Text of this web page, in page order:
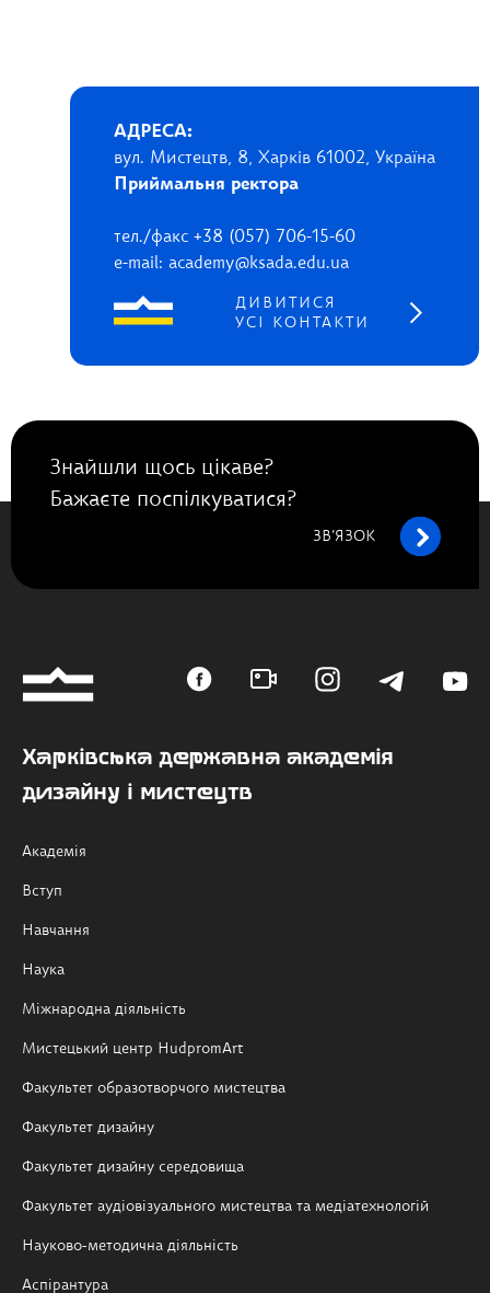
АДРЕСА:
вул. Мистецтв, 8, Харків 61002, Україна
Приймальня ректора
тел./факс +38 (057) 706-15-60
e-mail: academy@ksada.edu.ua
ДИВИТИСЯ
УСІ КОНТАКТИ
Знайшли щось цікаве?
Бажаєте поспілкуватися?
ЗВ’ЯЗОК
Харківська державна академія
дизайну і мистецтв
Академія
Вступ
Навчання
Наука
Міжнародна діяльність
Мистецький центр HudpromArt
Факультет образотворчого мистецтва
Факультет дизайну
Факультет дизайну середовища
Факультет аудіовізуального мистецтва та медіатехнологій
Науково-методична діяльність
Аспірантура